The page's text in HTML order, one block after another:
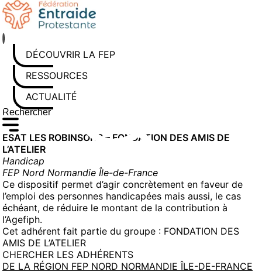
Aller
au
contenu
DÉCOUVRIR LA FEP
RESSOURCES
ACTUALITÉS
Rechercher sur le site
Saisissez au moins 3 caractères pour lancer la recherche
ESAT LES ROBINSONS – FONDATION DES AMIS DE
L’ATELIER
Handicap
FEP Nord Normandie Île-de-France
Ce dispositif permet d’agir concrètement en faveur de
l’emploi des personnes handicapées mais aussi, le cas
échéant, de réduire le montant de la contribution à
l’Agefiph.
Cet adhérent fait partie du groupe : FONDATION DES
AMIS DE L’ATELIER
CHERCHER LES ADHÉRENTS
DE LA RÉGION FEP NORD NORMANDIE ÎLE-DE-FRANCE